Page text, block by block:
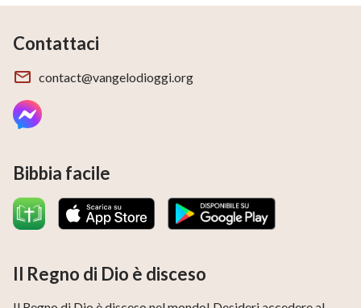
Contattaci
contact@vangelodioggi.org
Bibbia facile
Il Regno di Dio è disceso